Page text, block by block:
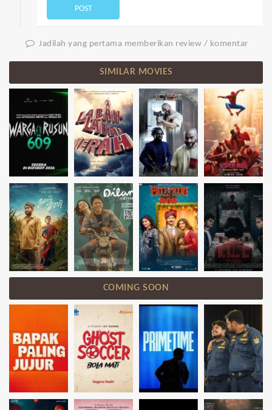
POST
Jadilah yang pertama memberikan review / komentar
SIMILAR MOVIES
COMING SOON